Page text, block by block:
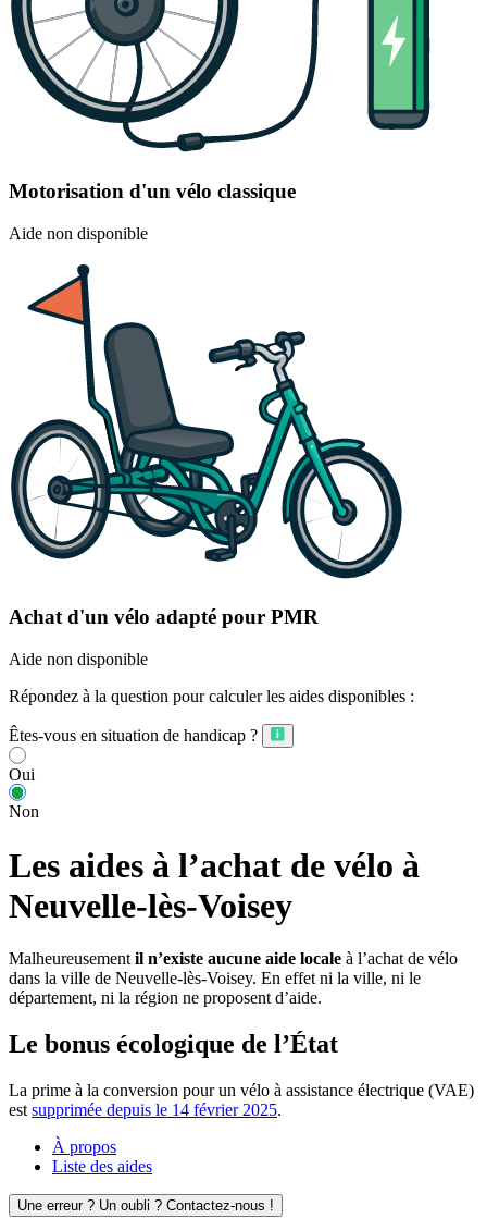
Motorisation d'un vélo classique
Aide non disponible
Achat d'un vélo adapté pour PMR
Aide non disponible
Répondez à la question pour calculer les aides disponibles :
Êtes-vous en situation de handicap ?
Oui
Non
Les aides à l’achat de vélo à
Neuvelle-lès-Voisey
Malheureusement il n’existe aucune aide locale à l’achat de vélo
dans la ville de Neuvelle-lès-Voisey. En effet ni la ville, ni le
département, ni la région ne proposent d’aide.
Le bonus écologique de l’État
La prime à la conversion pour un vélo à assistance électrique (VAE)
est supprimée depuis le 14 février 2025.
À propos
Liste des aides
Une erreur ? Un oubli ? Contactez-nous !